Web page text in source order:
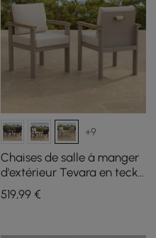
+9
Chaises de salle à manger
d'extérieur Tevara en teck
et aluminium, sable, lot de
2
519,99€